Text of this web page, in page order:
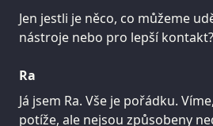
Jen jestli je něco, co můžeme
nástroje nebo pro lepší kontakt?
Ra
Já jsem Ra. Vše je pořádku.
potíže, ale nejsou způsobeny